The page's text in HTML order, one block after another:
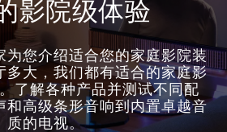
影院级体验
为您介绍适合您的家庭影院装
多大，我们都有适合的家庭影
了解各种产品并测试不同配
和高级条形音响到内置卓越音
质的电视。